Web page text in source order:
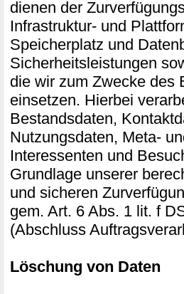
dienen der
Infrastruktur- und
Speicherplatz und
Sicherheitsleistungen
die wir zum Zwecke des
einsetzen. Hierbei
Bestandsdaten,
Nutzungsdaten, Meta-
Interessenten und
Grundlage unserer
und sicheren
gem. Art. 6 Abs. 1 lit. f
(Abschluss
Löschung von Daten